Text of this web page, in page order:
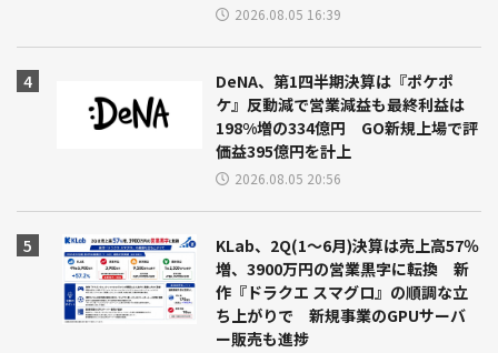
2026.08.05 16:39
DeNA、第1四半期決算は『ポケポ
ケ』反動減で営業減益も最終利益は
198%増の334億円 GO新規上場で評
価益395億円を計上
2026.08.05 20:56
KLab、2Q(1～6月)決算は売上高57％
増、3900万円の営業黒字に転換 新
作『ドラクエ スマグロ』の順調な立
ち上がりで 新規事業のGPUサーバ
ー販売も進捗